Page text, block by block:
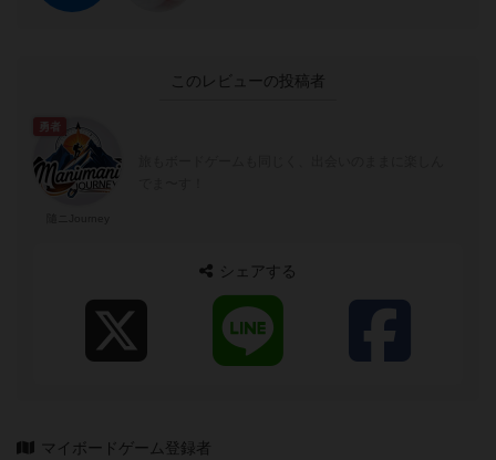
このレビューの投稿者
シェアする
マイボードゲーム登録者